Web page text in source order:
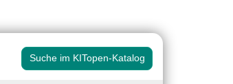
Suche im KITopen-Katalog